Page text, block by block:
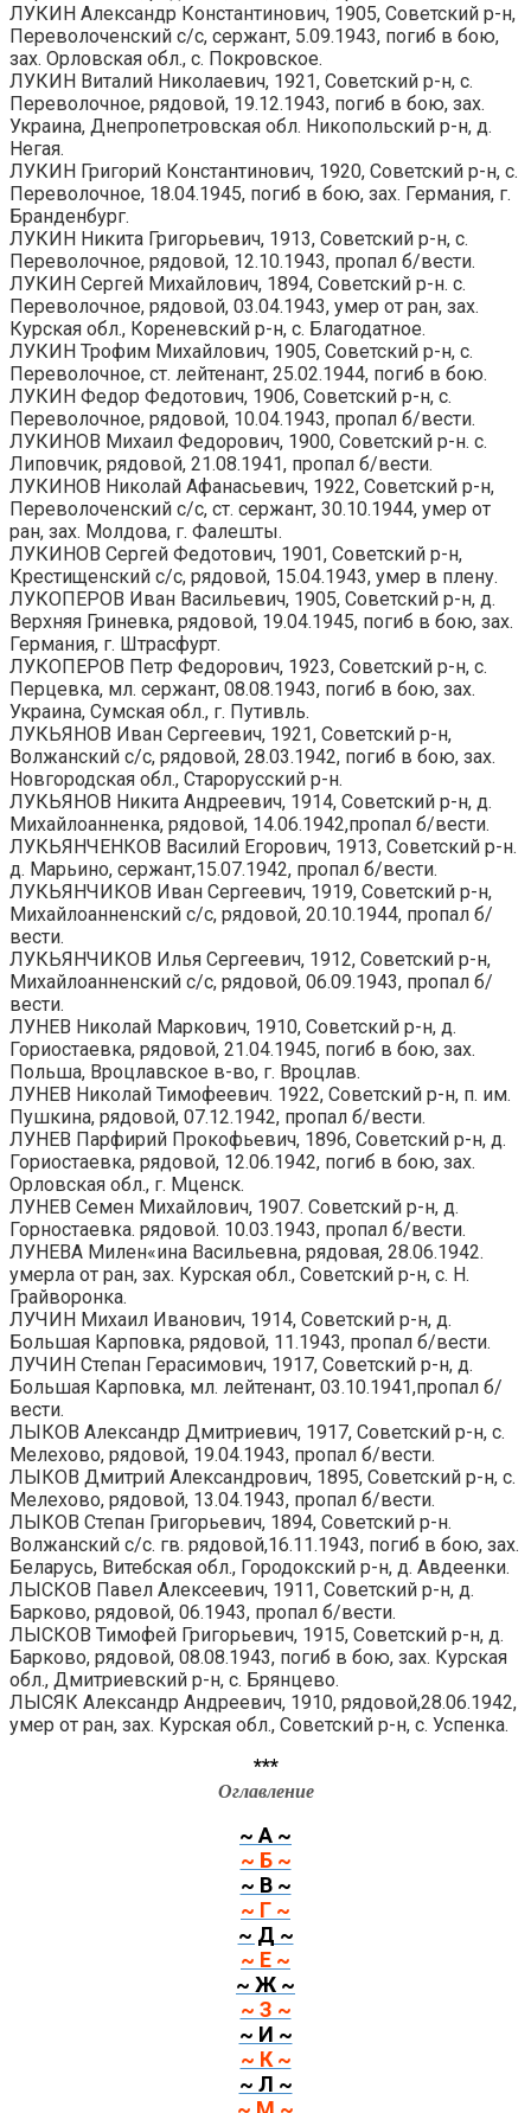
ЛУКИН Александр Константинович, 1905, Советский р-н,
Переволоченский с/с, сержант, 5.09.1943, погиб в бою,
зах. Орловская обл., с. Покровское.
ЛУКИН Виталий Николаевич, 1921, Советский р-н, с.
Переволочное, рядовой, 19.12.1943, погиб в бою, зах.
Украина, Днепропетровская обл. Никопольский р-н, д.
Негая.
ЛУКИН Григорий Константинович, 1920, Советский р-н, с.
Переволочное, 18.04.1945, погиб в бою, зах. Германия, г.
Бранденбург.
ЛУКИН Никита Григорьевич, 1913, Советский р-н, с.
Переволочное, рядовой, 12.10.1943, пропал б/вести.
ЛУКИН Сергей Михайлович, 1894, Советский р-н. с.
Переволочное, рядовой, 03.04.1943, умер от ран, зах.
Курская обл., Кореневский р-н, с. Благодатное.
ЛУКИН Трофим Михайлович, 1905, Советский р-н, с.
Переволочное, ст. лейтенант, 25.02.1944, погиб в бою.
ЛУКИН Федор Федотович, 1906, Советский р-н, с.
Переволочное, рядовой, 10.04.1943, пропал б/вести.
ЛУКИНОВ Михаил Федорович, 1900, Советский р-н. с.
Липовчик, рядовой, 21.08.1941, пропал б/вести.
ЛУКИНОВ Николай Афанасьевич, 1922, Советский р-н,
Переволоченский с/с, ст. сержант, 30.10.1944, умер от
ран, зах. Молдова, г. Фалешты.
ЛУКИНОВ Сергей Федотович, 1901, Советский р-н,
Крестищенский с/с, рядовой, 15.04.1943, умер в плену.
ЛУКОПЕРОВ Иван Васильевич, 1905, Советский р-н, д.
Верхняя Гриневка, рядовой, 19.04.1945, погиб в бою, зах.
Германия, г. Штрасфурт.
ЛУКОПЕРОВ Петр Федорович, 1923, Советский р-н, с.
Перцевка, мл. сержант, 08.08.1943, погиб в бою, зах.
Украина, Сумская обл., г. Путивль.
ЛУКЬЯНОВ Иван Сергеевич, 1921, Советский р-н,
Волжанский с/с, рядовой, 28.03.1942, погиб в бою, зах.
Новгородская обл., Старорусский р-н.
ЛУКЬЯНОВ Никита Андреевич, 1914, Советский р-н, д.
Михайлоанненка, рядовой, 14.06.1942,пропал б/вести.
ЛУКЬЯНЧЕНКОВ Василий Егорович, 1913, Советский р-н.
д. Марьино, сержант,15.07.1942, пропал б/вести.
ЛУКЬЯНЧИКОВ Иван Сергеевич, 1919, Советский р-н,
Михайлоанненский с/с, рядовой, 20.10.1944, пропал б/
вести.
ЛУКЬЯНЧИКОВ Илья Сергеевич, 1912, Советский р-н,
Михайлоанненский с/с, рядовой, 06.09.1943, пропал б/
вести.
ЛУНЕВ Николай Маркович, 1910, Советский р-н, д.
Гориостаевка, рядовой, 21.04.1945, погиб в бою, зах.
Польша, Вроцлавское в-во, г. Вроцлав.
ЛУНЕВ Николай Тимофеевич. 1922, Советский р-н, п. им.
Пушкина, рядовой, 07.12.1942, пропал б/вести.
ЛУНЕВ Парфирий Прокофьевич, 1896, Советский р-н, д.
Гориостаевка, рядовой, 12.06.1942, погиб в бою, зах.
Орловская обл., г. Мценск.
ЛУНЕВ Семен Михайлович, 1907. Советский р-н, д.
Горностаевка. рядовой. 10.03.1943, пропал б/вести.
ЛУНЕВА Милен«ина Васильевна, рядовая, 28.06.1942.
умерла от ран, зах. Курская обл., Советский р-н, с. Н.
Грайворонка.
ЛУЧИН Михаил Иванович, 1914, Советский р-н, д.
Большая Карповка, рядовой, 11.1943, пропал б/вести.
ЛУЧИН Степан Герасимович, 1917, Советский р-н, д.
Большая Карповка, мл. лейтенант, 03.10.1941,пропал б/
вести.
ЛЫКОВ Александр Дмитриевич, 1917, Советский р-н, с.
Мелехово, рядовой, 19.04.1943, пропал б/вести.
ЛЫКОВ Дмитрий Александрович, 1895, Советский р-н, с.
Мелехово, рядовой, 13.04.1943, пропал б/вести.
ЛЫКОВ Степан Григорьевич, 1894, Советский р-н.
Волжанский с/с. гв. рядовой,16.11.1943, погиб в бою, зах.
Беларусь, Витебская обл., Городокский р-н, д. Авдеенки.
ЛЫСКОВ Павел Алексеевич, 1911, Советский р-н, д.
Барково, рядовой, 06.1943, пропал б/вести.
ЛЫСКОВ Тимофей Григорьевич, 1915, Советский р-н, д.
Барково, рядовой, 08.08.1943, погиб в бою, зах. Курская
обл., Дмитриевский р-н, с. Брянцево.
ЛЫСЯК Александр Андреевич, 1910, рядовой,28.06.1942,
умер от ран, зах. Курская обл., Советский р-н, с. Успенка.
***
Оглавление
~ А ~
~ Б ~
~ В ~
~ Г ~
~ Д ~
~ Е ~
~ Ж ~
~ З ~
~ И ~
~ К ~
~ Л ~